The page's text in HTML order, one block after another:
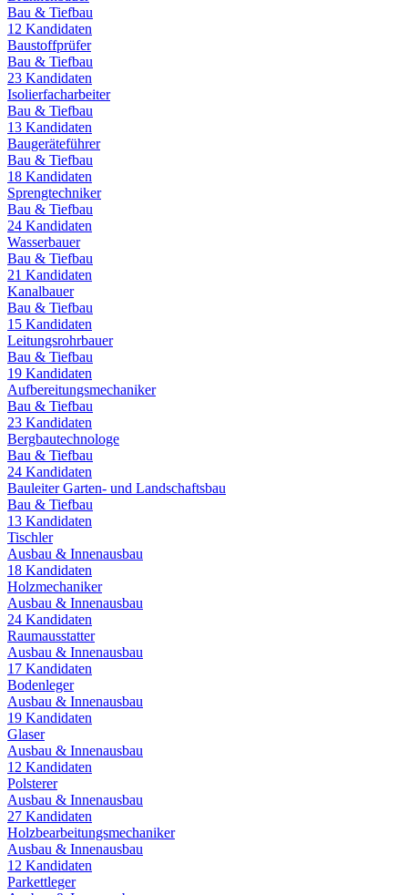
Bau & Tiefbau
12 Kandidaten
Baustoffprüfer
Bau & Tiefbau
23 Kandidaten
Isolierfacharbeiter
Bau & Tiefbau
13 Kandidaten
Baugeräteführer
Bau & Tiefbau
18 Kandidaten
Sprengtechniker
Bau & Tiefbau
24 Kandidaten
Wasserbauer
Bau & Tiefbau
21 Kandidaten
Kanalbauer
Bau & Tiefbau
15 Kandidaten
Leitungsrohrbauer
Bau & Tiefbau
19 Kandidaten
Aufbereitungsmechaniker
Bau & Tiefbau
23 Kandidaten
Bergbautechnologe
Bau & Tiefbau
24 Kandidaten
Bauleiter Garten- und Landschaftsbau
Bau & Tiefbau
13 Kandidaten
Tischler
Ausbau & Innenausbau
18 Kandidaten
Holzmechaniker
Ausbau & Innenausbau
24 Kandidaten
Raumausstatter
Ausbau & Innenausbau
17 Kandidaten
Bodenleger
Ausbau & Innenausbau
19 Kandidaten
Glaser
Ausbau & Innenausbau
12 Kandidaten
Polsterer
Ausbau & Innenausbau
27 Kandidaten
Holzbearbeitungsmechaniker
Ausbau & Innenausbau
12 Kandidaten
Parkettleger